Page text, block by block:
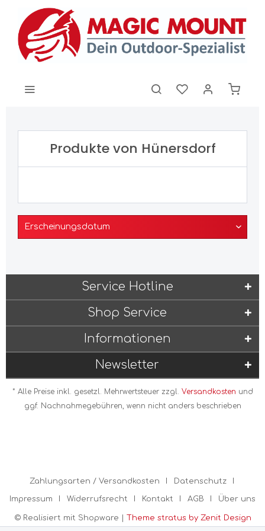
Produkte von Hünersdorf
Service Hotline
Shop Service
Informationen
Newsletter
* Alle Preise inkl. gesetzl. Mehrwertsteuer zzgl. Versandkosten und
ggf. Nachnahmegebühren, wenn nicht anders beschrieben
Zahlungsarten / Versandkosten Datenschutz
Impressum Widerrufsrecht Kontakt AGB Über uns
© Realisiert mit Shopware | Theme stratus by Zenit Design